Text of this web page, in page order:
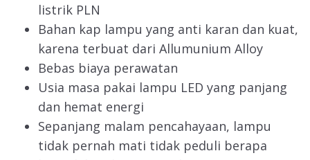
listrik PLN
Bahan kap lampu yang anti karan dan kuat,
karena terbuat dari Allumunium Alloy
Bebas biaya perawatan
Usia masa pakai lampu LED yang panjang
dan hemat energi
Sepanjang malam pencahayaan, lampu
tidak pernah mati tidak peduli berapa